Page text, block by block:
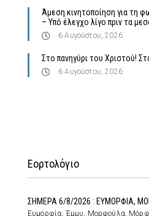
Άμεση κινητοποίηση για τη
– Υπό έλεγχο λίγο πριν τα
6 Αυγούστου, 2026
Στο πανηγύρι του Χριστού!
6 Αυγούστου, 2026
Εορτολόγιο
ΣΗΜΕΡΑ 6/8/2026 : ΕΥΜΟΡΦΙΑ,
Ευμορφία, Έμμυ, Μορφούλα,